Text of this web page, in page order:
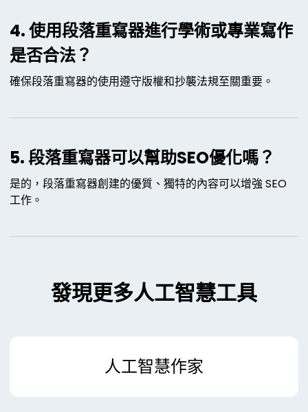
4. 使用段落重寫器進行學術或專業寫作
是否合法？
確保段落重寫器的使用遵守版權和抄襲法規至關重要。
5. 段落重寫器可以幫助SEO優化嗎？
是的，段落重寫器創建的優質、獨特的內容可以增強 SEO
工作。
發現更多人工智慧工具
人工智慧作家